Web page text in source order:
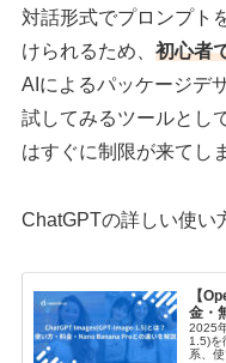
対話形式でプロンプト
けられるため、初心者
AIによるパッケージデ
試してみるツールとし
はすぐに制限が来てし
ChatGPTの詳しい使い
【
金・
2025
1.5)を
系、